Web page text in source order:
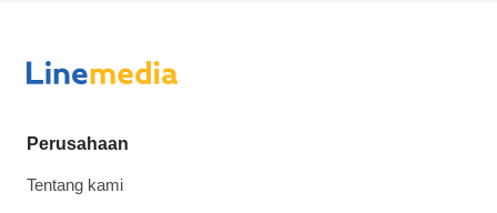
Perusahaan
Tentang kami